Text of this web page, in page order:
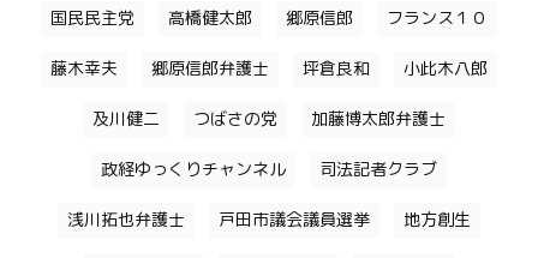
国民民主党 高橋健太郎 郷原信郎 フランス１０
藤木幸夫 郷原信郎弁護士 坪倉良和 小此木八郎
及川健二 つばさの党 加藤博太郎弁護士
政経ゆっくりチャンネル 司法記者クラブ
浅川拓也弁護士 戸田市議会議員選挙 地方創生